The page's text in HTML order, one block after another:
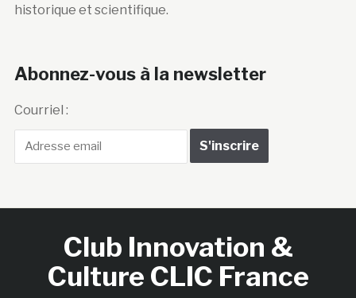
historique et scientifique.
Abonnez-vous à la newsletter
Courriel :
Club Innovation &
Culture CLIC France